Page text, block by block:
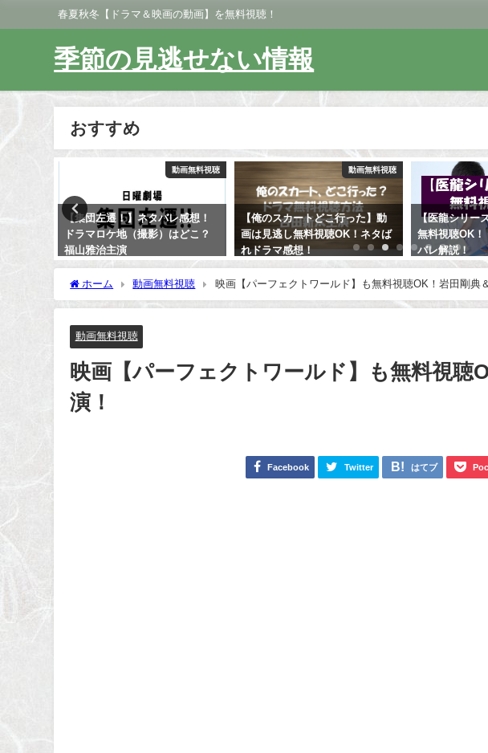
春夏秋冬【ドラマ＆映画の動画】を無料視聴！
季節の見逃せない情報
おすすめ
動画無料視聴
【集団左遷！】ネタバレ感想！
ドラマロケ地（撮影）はどこ？
福山雅治主演
動画無料視聴
【俺のスカートどこ行った】動
画は見逃し無料視聴OK！ネタば
れドラマ感想！
【医龍シリー
無料視聴OK！
バレ解説！
ホーム 動画無料視聴 映画【パーフェクトワールド】も無料視聴OK！岩田剛典
動画無料視聴
映画【パーフェクトワールド】も無料視聴
演！
Facebook Twitter はてブ